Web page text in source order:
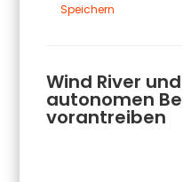
Speichern
Wind River
autonomen
vorantreiben